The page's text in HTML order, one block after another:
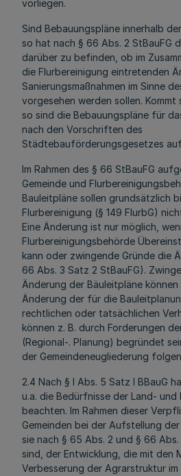
vorliegen.
Sind Bebauungspläne innerhalb
so hat nach § 66 Abs. 2 StBauFG
darüber zu befinden, ob im
die Flurbereinigung eintretenden
Sanierungsmaßnahmen im Sinne
vorgesehen werden sollen. Kommt
so sind die Bebauungspläne für
nach den Vorschriften des
Städtebauförderungsgesetzes
Im Rahmen des § 66 StBauFG
Gemeinde und
Bauleitpläne sollen grundsätzlich
Flurbereinigung (§ 149 FlurbG)
Eine Änderung ist nur möglich,
Flurbereinigungsbehörde
kann oder zwingende Gründe die
66 Abs. 3 Satz 2 StBauFG).
Änderung der Bäuleitpläne können
Änderung der für die
rechtlichen oder tatsächlichen
können z. B. durch Forderungen
(Regional-. Planung) begründet
der Gemeindeneugliederung
2.4 Nach § l Abs. 5 Satz l BBauG
u.a. die Bedürfnisse der Land-
beachten. Im Rahmen dieser
Gemeinden bei der Aufstellung
sie nach § 65 Abs. 2 und § 66
sind, der Entwicklung, die mit den
Verbesserung der Agrarstruktur